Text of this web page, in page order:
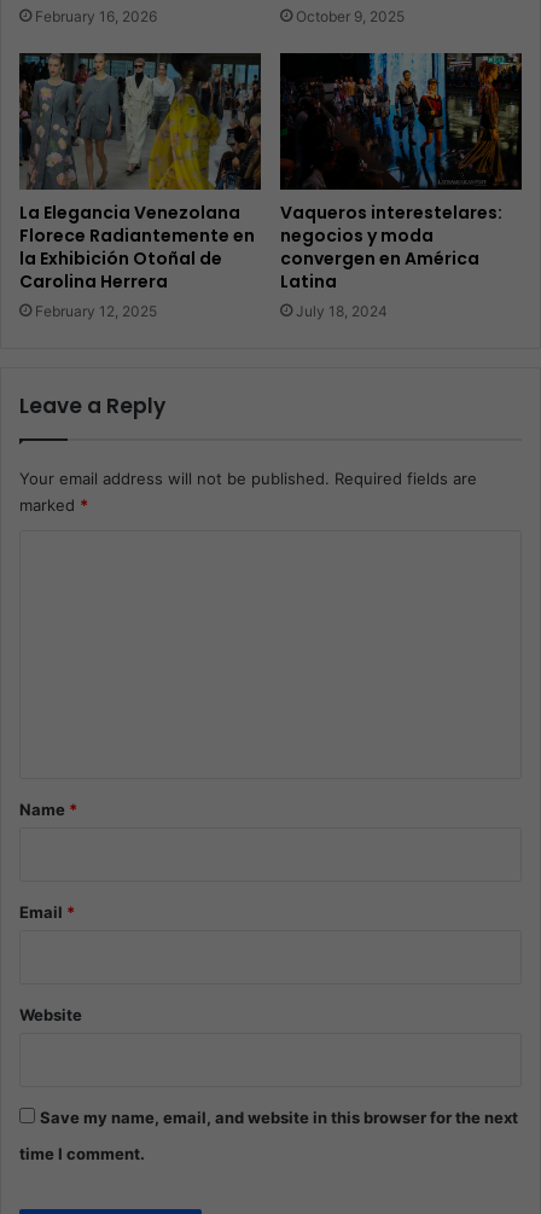
February 16, 2026 October 9, 2025
La Elegancia Venezolana
Florece Radiantemente en
la Exhibición Otoñal de
Carolina Herrera
February 12, 2025
Vaqueros interestelares:
negocios y moda
convergen en América
Latina
July 18, 2024
Leave a Reply
Your email address will not be published. Required fields are
marked *
*Name *
Email *
Website
Save my name, email, and website in this browser for the next
time I comment.